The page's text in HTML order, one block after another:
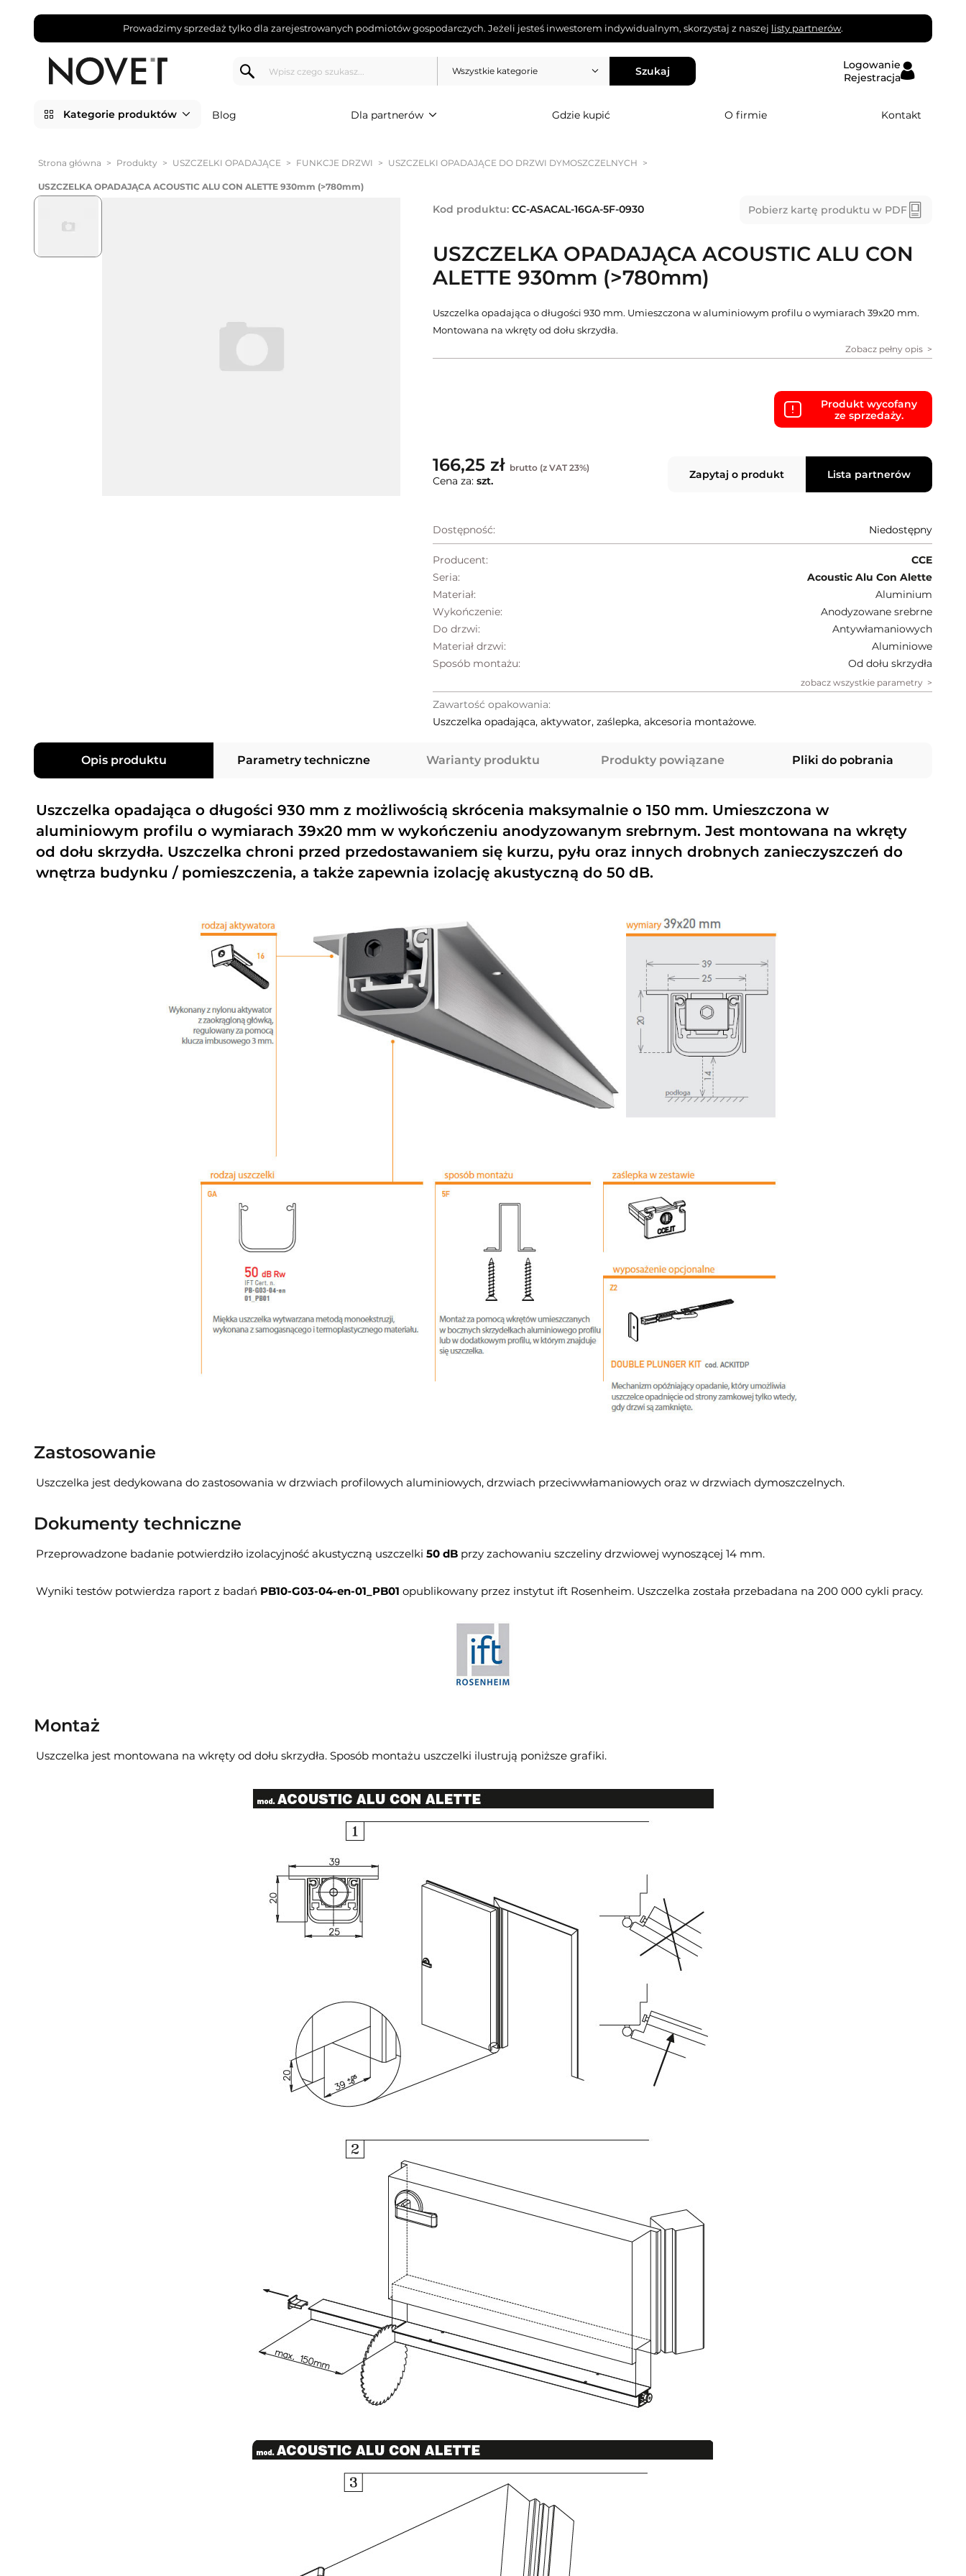
Prowadzimy sprzedaż tylko dla zarejestrowanych podmiotów gospodarczych. Jeżeli jesteś inwestorem indywidualnym, skorzystaj z naszej listy partnerów.
Wszystkie kategorie Szukaj
Logowanie
Rejestracja
Kategorie produktów Blog Dla partnerów Gdzie kupić O firmie Kontakt
Strona główna > Produkty > USZCZELKI OPADAJĄCE > FUNKCJE DRZWI > USZCZELKI OPADAJĄCE DO DRZWI DYMOSZCZELNYCH >
USZCZELKA OPADAJĄCA ACOUSTIC ALU CON ALETTE 930mm (>780mm)
Kod produktu: CC-ASACAL-16GA-5F-0930 Pobierz kartę produktu w PDF
USZCZELKA OPADAJĄCA ACOUSTIC ALU CON
ALETTE 930mm (>780mm)
Uszczelka opadająca o długości 930 mm. Umieszczona w aluminiowym profilu o wymiarach 39x20 mm.
Montowana na wkręty od dołu skrzydła.
Zobacz pełny opis
Produkt wycofany
ze sprzedaży.
166,25 zł brutto (z VAT 23%)
Cena za: szt. Zapytaj o produkt Lista partnerów
Dostępność: Niedostępny
Producent:
CCE
Seria:
Acoustic Alu Con Alette
Materiał:
Aluminium
Wykończenie:
Anodyzowane srebrne
Do drzwi:
Antywłamaniowych
Materiał drzwi:
Aluminiowe
Sposób montażu:
Od dołu skrzydła
zobacz wszystkie parametry
Zawartość opakowania:
Uszczelka opadająca, aktywator, zaślepka, akcesoria montażowe.
Opis produktu Parametry techniczne Warianty produktu Produkty powiązane Pliki do pobrania
Uszczelka opadająca o długości 930 mm z możliwością skrócenia maksymalnie o 150 mm. Umieszczona w
aluminiowym profilu o wymiarach 39x20 mm w wykończeniu anodyzowanym srebrnym. Jest montowana na wkręty
od dołu skrzydła. Uszczelka chroni przed przedostawaniem się kurzu, pyłu oraz innych drobnych zanieczyszczeń do
wnętrza budynku / pomieszczenia, a także zapewnia izolację akustyczną do 50 dB.
Zastosowanie
Uszczelka jest dedykowana do zastosowania w drzwiach profilowych aluminiowych, drzwiach przeciwwłamaniowych oraz w drzwiach dymoszczelnych.
Dokumenty techniczne
Przeprowadzone badanie potwierdziło izolacyjność akustyczną uszczelki 50 dB przy zachowaniu szczeliny drzwiowej wynoszącej 14 mm.
Wyniki testów potwierdza raport z badań PB10-G03-04-en-01_PB01 opublikowany przez instytut ift Rosenheim. Uszczelka została przebadana na 200 000 cykli pracy.
Montaż
Uszczelka jest montowana na wkręty od dołu skrzydła. Sposób montażu uszczelki ilustrują poniższe grafiki.